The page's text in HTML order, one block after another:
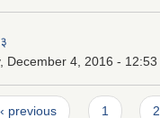
December 4, 2016 - 12:53
‹ previous 1 2